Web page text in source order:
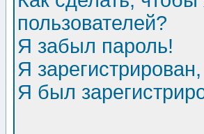
пользователей?
Я забыл пароль!
Я
Я был